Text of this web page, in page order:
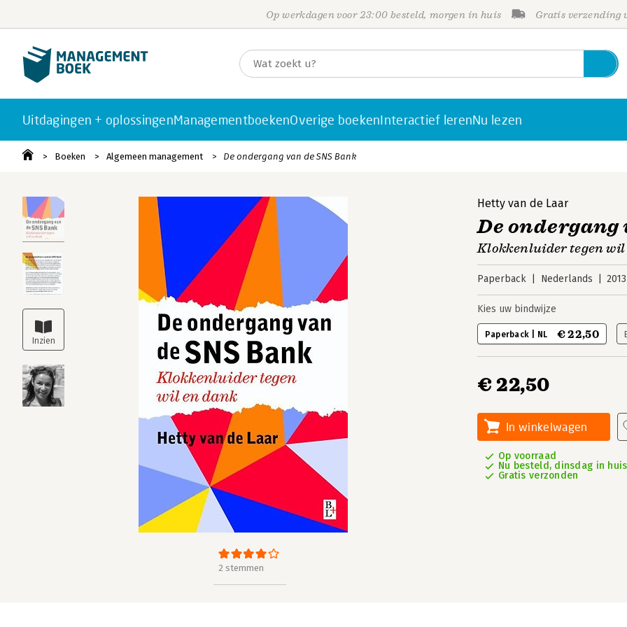
Op werkdagen voor 23:00 besteld, morgen in huis Gratis verzending
Uitdagingen + oplossingenManagementboekenOverige boekenInteractief lerenNu lezen
Boeken Algemeen management De ondergang van de SNS Bank
2 stemmen
Hetty van de Laar
De ondergang
Klokkenluider tegen wil
Paperback Nederlands 2013
Kies uw bindwijze
Paperback | NL € 22,50
€ 22,50
In winkelwagen
Op voorraad
Nu besteld, dinsdag in huis
Gratis verzonden